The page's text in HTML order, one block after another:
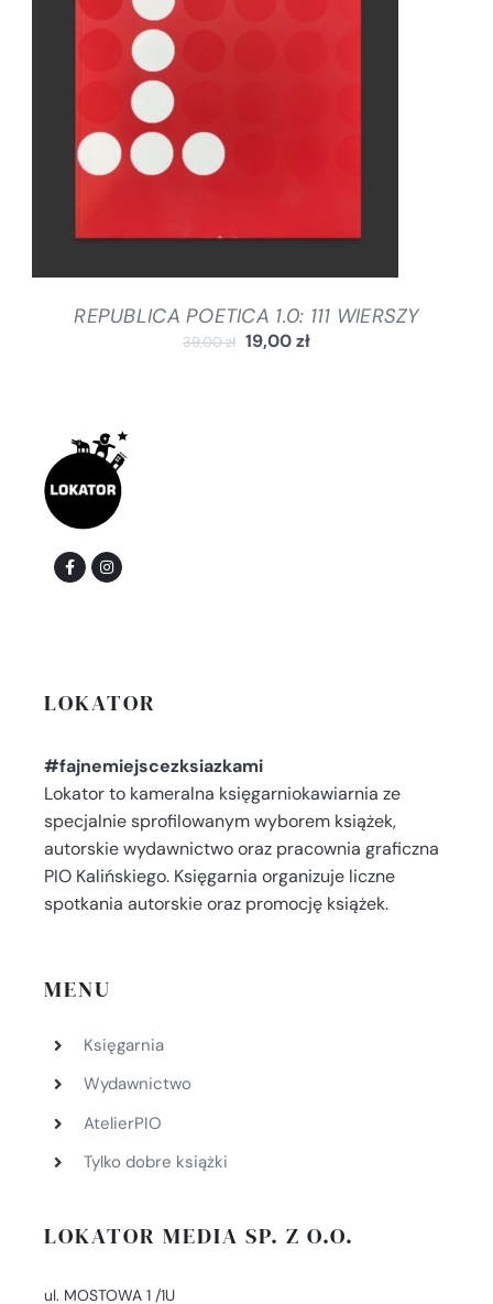
DODAJ DO KOSZYKA
REPUBLICA POETICA 1.0: 111 WIERSZY
39,00zł 19,00zł
LOKATOR
#fajnemiejscezksiazkami
Lokator to kameralna księgarniokawiarnia ze
specjalnie sprofilowanym wyborem książek,
autorskie wydawnictwo oraz pracownia graficzna
PIO Kalińskiego. Księgarnia organizuje liczne
spotkania autorskie oraz promocję książek.
MENU
Księgarnia
Wydawnictwo
AtelierPIO
Tylko dobre książki
LOKATOR MEDIA SP. Z O.O.
ul. MOSTOWA 1 /1U